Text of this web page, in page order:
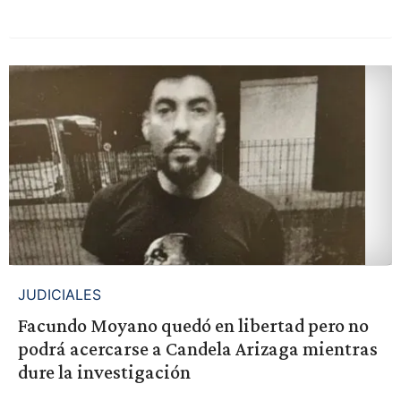
JUDICIALES
Facundo Moyano quedó en libertad pero no
podrá acercarse a Candela Arizaga mientras
dure la investigación